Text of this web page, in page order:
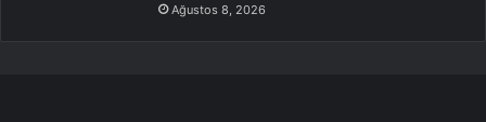
Ağustos 8, 2026